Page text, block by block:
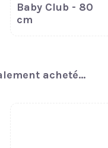
Baby Club - 80
cm
acheté...